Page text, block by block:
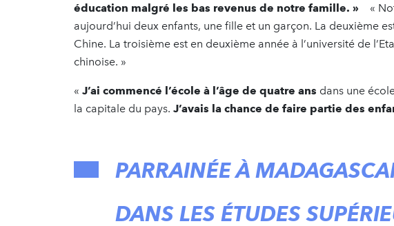
éducation malgré les bas revenus de notre famille. »
«
aujourd’hui deux enfants, une fille et un garçon. La deuxième
Chine. La troisième est en deuxième année à l’université de
chinoise. »
« J’ai commencé l’école à l’âge de quatre ans dans une
la capitale du pays. J’avais la chance de faire partie des
PARRAINÉE À
DANS LES ÉTUDES